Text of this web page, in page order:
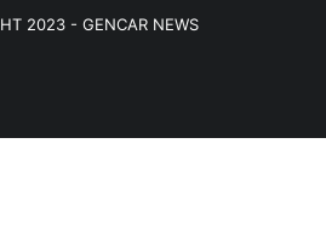
2023 - GENCAR NEWS